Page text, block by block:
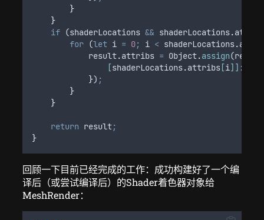
}
}
if (shaderLocations && shaderLocations.
for (let i = 0; i < shaderLocations.
result.attribs = Object.assign(result
[shaderLocations.attribs [i]] :
}) ;
}
}
return result;
}
回顾一下目前已经完成的工作：成功构建好了一个编
译后（或尝试编译后）的Shader着色器对象给
MeshRender：